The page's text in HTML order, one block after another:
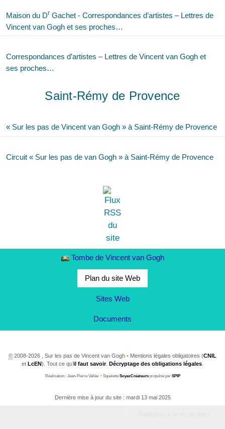
Maison du Dr Gachet - Correspondances d’artistes – Lettres de
Vincent van Gogh et ses proches…
Correspondances d’artistes – Lettres de Vincent van Gogh et
ses proches…
Saint-Rémy de Provence
« Sur les pas de Vincent van Gogh » à Saint-Rémy de Provence
Circuit « Sur les pas de van Gogh » à Saint-Rémy de Provence
Tombe de Vincent van Gogh
Plan du site Web
Sites Web
Documents
© 2008-2026 , Sur les pas de Vincent van Gogh • Mentions légales obligatoires (CNIL
et LcEN). Tout ce qu’il faut savoir. Décryptage des obligations légales
Réalisation : Jean-Pierre Vallée •Squelette SoyezCréateurspropulsé par SPIP
Dernière mise à jour du site : mardi 13 mai 2025